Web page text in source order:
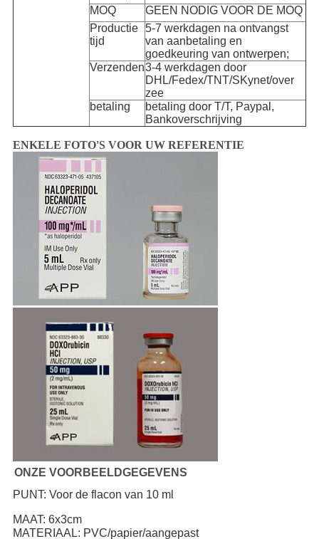
MOQ
GEEN NODIG VOOR DE MOQ
Productie
tijd
5-7 werkdagen na ontvangst
van aanbetaling en
goedkeuring van ontwerpen;
Verzenden3-4 werkdagen door
DHL/Fedex/TNT/SKynet/over
zee
betaling
betaling door T/T, Paypal,
Bankoverschrijving
ENKELE FOTO'S VOOR UW REFERENTIE
ONZE VOORBEELDGEGEVENS
PUNT: Voor de flacon van 10 ml
MAAT: 6x3cm
MATERIAAL: PVC/papier/aangepast